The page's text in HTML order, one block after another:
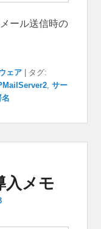
ール送信時の
ェア | タグ:
,サー
名
入メモ